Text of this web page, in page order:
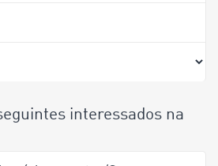
interessados na